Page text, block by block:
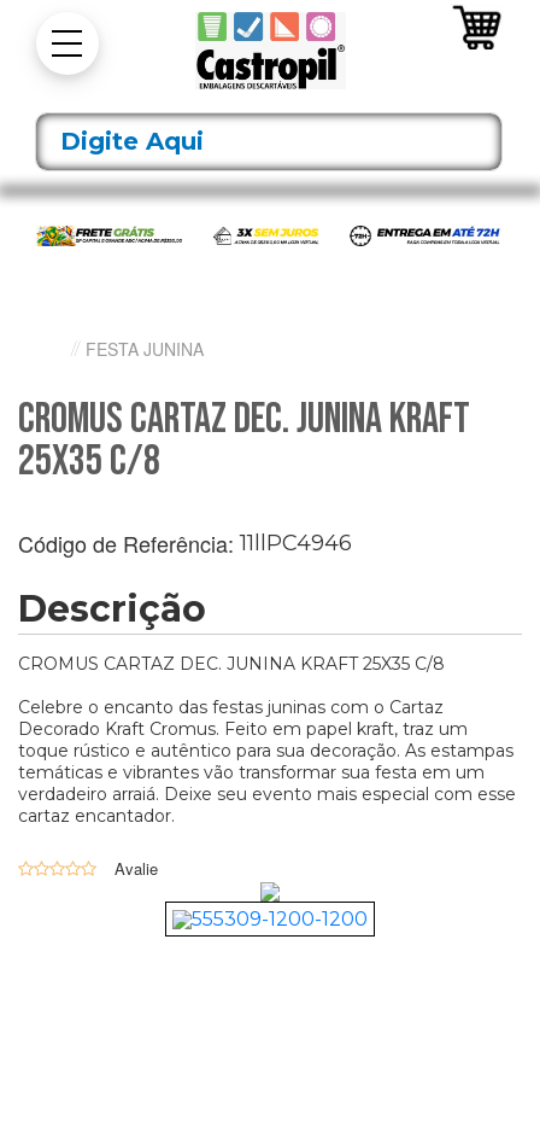
FESTA JUNINA
Cromus Cartaz Dec. Junina Kraft
25X35 C/8
Código de Referência: 11llPC4946
Descrição
CROMUS CARTAZ DEC. JUNINA KRAFT 25X35 C/8
Celebre o encanto das festas juninas com o Cartaz
Decorado Kraft Cromus. Feito em papel kraft, traz um
toque rústico e autêntico para sua decoração. As estampas
temáticas e vibrantes vão transformar sua festa em um
verdadeiro arraiá. Deixe seu evento mais especial com esse
cartaz encantador.